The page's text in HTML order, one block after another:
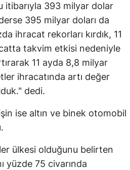
Giresun
Gümüşhane
Hakkari
Hatay
Isparta
Mersin
İzmir
itibarıyla 393 milyar dolar
395 milyar doları da
ihracat rekorları kırdık, 11
takvim etkisi nedeniyle
11 ayda 8,8 milyar
ihracatında artı değer
dedi.
ise altın ve binek otomobil
ülkesi olduğunu belirten
yüzde 75 civarında